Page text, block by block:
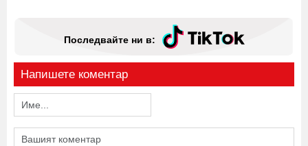
Последвайте ни в:
Напишете коментар